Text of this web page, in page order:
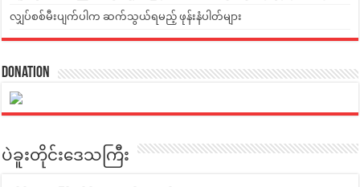
လျှပ်စစ်မီးပျက်ပါက ဆက်သွယ်ရမည့် ဖုန်းနံပါတ်များ
Donation
ပဲခူးတိုင်းဒေသကြီး